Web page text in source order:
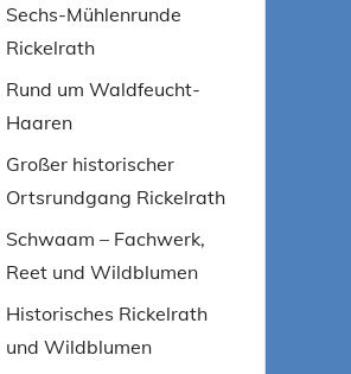
Sechs-Mühlenrunde
Rickelrath
Rund um Waldfeucht-
Haaren
Großer historischer
Ortsrundgang Rickelrath
Schwaam – Fachwerk,
Reet und Wildblumen
Historisches Rickelrath
und Wildblumen